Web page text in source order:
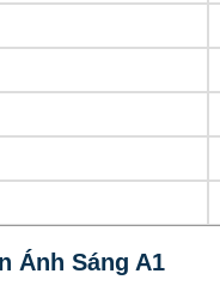
Ánh Sáng A1